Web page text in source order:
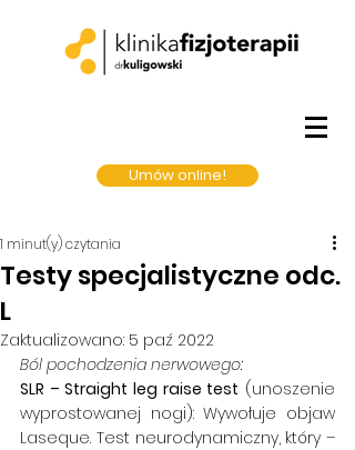
Umów online!
Testy specjalistyczne odc.
L
1 minut(y) czytania
Zaktualizowano: 5 paź 2022
Ból pochodzenia nerwowego:
SLR – Straight leg raise test (unoszenie
wyprostowanej nogi): Wywołuje objaw
Laseque. Test neurodynamiczny, który –